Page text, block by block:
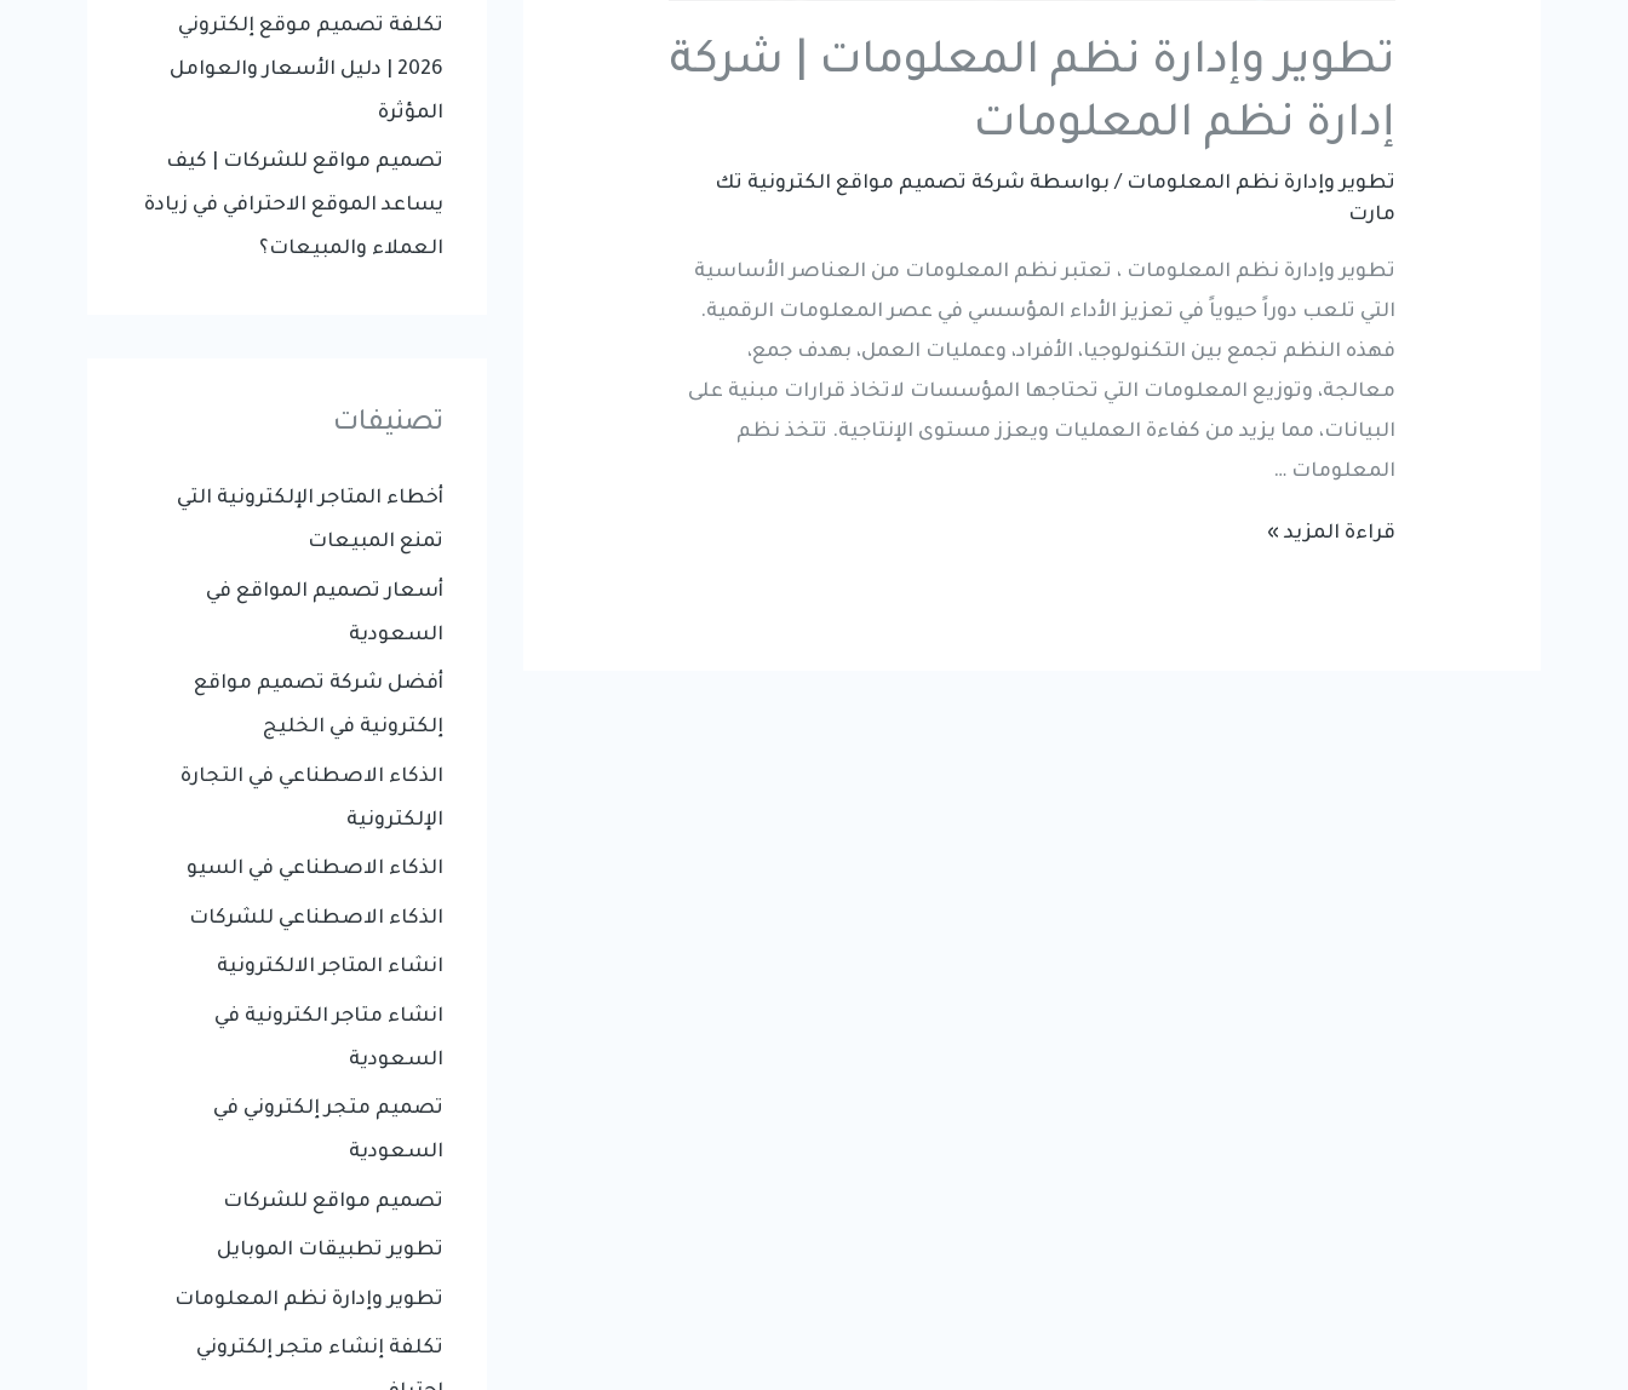
تطوير وإدارة نظم المعلومات | شركة
إدارة نظم المعلومات
تطوير وإدارة نظم المعلومات / بواسطة شركة تصميم مواقع الكترونية تك
مارت
تطوير وإدارة نظم المعلومات ، تعتبر نظم المعلومات من العناصر الأساسية
التي تلعب دوراً حيوياً في تعزيز الأداء المؤسسي في عصر المعلومات الرقمية.
فهذه النظم تجمع بين التكنولوجيا، الأفراد، وعمليات العمل، بهدف جمع،
معالجة، وتوزيع المعلومات التي تحتاجها المؤسسات لاتخاذ قرارات مبنية على
البيانات، مما يزيد من كفاءة العمليات ويعزز مستوى الإنتاجية. تتخذ نظم
المعلومات …
تطوير
قراءة المزيد »
تكلفة تصميم موقع إلكتروني
2026 | دليل الأسعار والعوامل
المؤثرة
تصميم مواقع للشركات | كيف
يساعد الموقع الاحترافي في زيادة
العملاء والمبيعات؟
تصنيفات
أخطاء المتاجر الإلكترونية التي
تمنع المبيعات
أسعار تصميم المواقع في
السعودية
أفضل شركة تصميم مواقع
إلكترونية في الخليج
الذكاء الاصطناعي في التجارة
الإلكترونية
الذكاء الاصطناعي في السيو
الذكاء الاصطناعي للشركات
انشاء المتاجر الالكترونية
انشاء متاجر الكترونية في
السعودية
تصميم متجر إلكتروني في
السعودية
تصميم مواقع للشركات
تطوير تطبيقات الموبايل
تطوير وإدارة نظم المعلومات
تكلفة إنشاء متجر إلكتروني